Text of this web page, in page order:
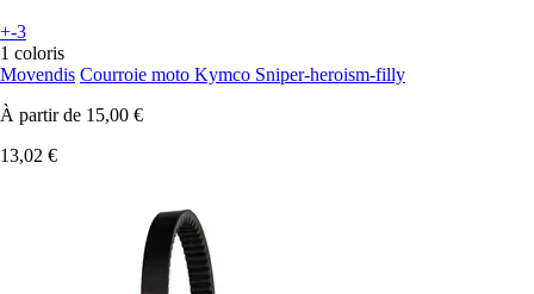
+-3
1 coloris
Movendis Courroie moto Kymco Sniper-heroism-filly
À partir de 15,00 €
13,02 €